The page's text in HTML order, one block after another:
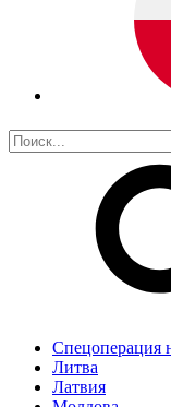
Спецоперация
Литва
Латвия